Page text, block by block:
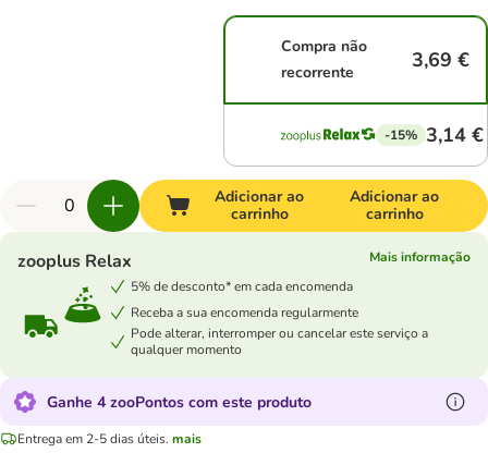
Compra não
recorrente
3,69 €
-15% 3,14 €
Adicionar ao
carrinho
Adicionar ao
carrinho
zooplus Relax
Mais informação
5% de desconto* em cada encomenda
Receba a sua encomenda regularmente
Pode alterar, interromper ou cancelar este serviço a
qualquer momento
Ganhe 4 zooPontos com este produto
Entrega em 2-5 dias úteis. mais